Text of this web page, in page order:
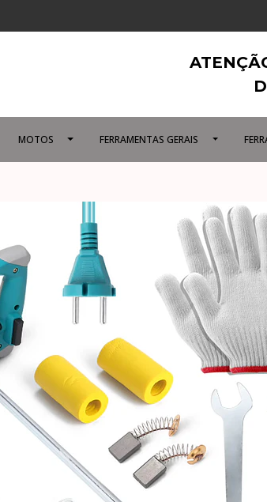
MOTOS FERRAMENTAS GERAIS